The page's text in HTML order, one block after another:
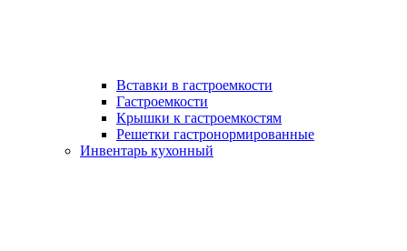
Вставки в гастроемкости
Гастроемкости
Крышки к гастроемкостям
Решетки гастронормированные
Инвентарь кухонный